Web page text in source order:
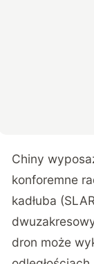
Chiny
konforemne
kadłuba
dron może